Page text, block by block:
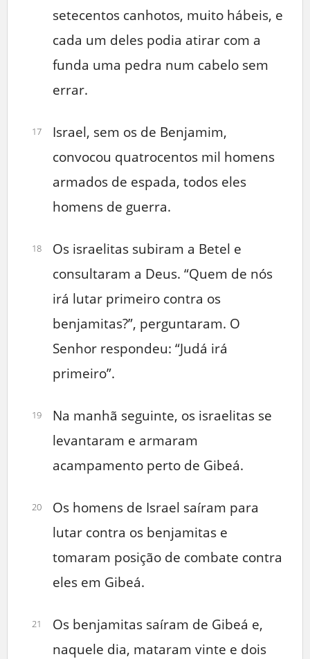
setecentos canhotos, muito hábeis, e
cada um deles podia atirar com a
funda uma pedra num cabelo sem
errar.
17
Israel, sem os de Benjamim,
convocou quatrocentos mil homens
armados de espada, todos eles
homens de guerra.
18
Os israelitas subiram a Betel e
consultaram a Deus. “Quem de nós
irá lutar primeiro contra os
benjamitas?”, perguntaram. O
Senhor respondeu: “Judá irá
primeiro”.
19
Na manhã seguinte, os israelitas se
levantaram e armaram
acampamento perto de Gibeá.
20
Os homens de Israel saíram para
lutar contra os benjamitas e
tomaram posição de combate contra
eles em Gibeá.
21
Os benjamitas saíram de Gibeá e,
naquele dia, mataram vinte e dois